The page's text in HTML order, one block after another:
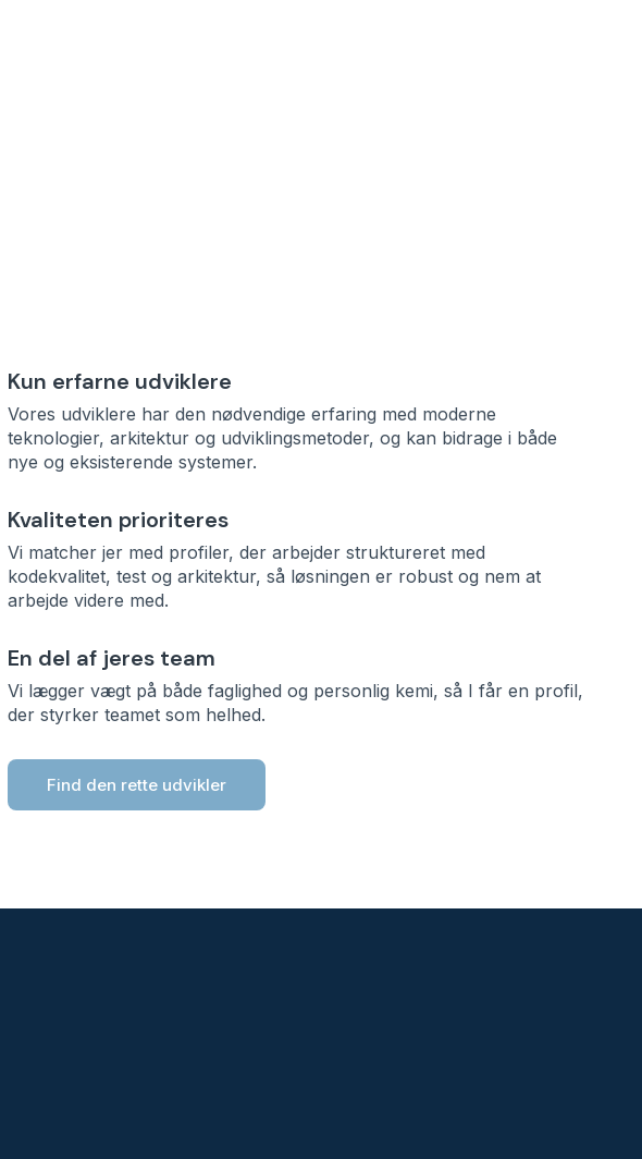
Kun erfarne udviklere
Vores udviklere har den nødvendige erfaring med moderne
teknologier, arkitektur og udviklingsmetoder, og kan bidrage i både
nye og eksisterende systemer.
Kvaliteten prioriteres
Vi matcher jer med profiler, der arbejder struktureret med
kodekvalitet, test og arkitektur, så løsningen er robust og nem at
arbejde videre med.
En del af jeres team
Vi lægger vægt på både faglighed og personlig kemi, så I får en profil,
der styrker teamet som helhed.
Find den rette udvikler